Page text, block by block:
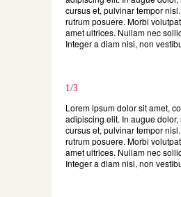
cursus et, pulvinar tempor
rutrum posuere. Morbi
amet ultrices. Nullam nec
Integer a diam nisi, non
1/3
Lorem ipsum dolor sit amet,
adipiscing elit. In augue dolor,
cursus et, pulvinar tempor
rutrum posuere. Morbi
amet ultrices. Nullam nec
Integer a diam nisi, non